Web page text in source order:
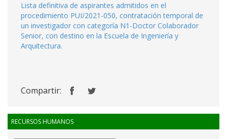
Lista definitiva de aspirantes admitidos en el
procedimiento PUI/2021-050, contratación temporal de
un investigador con categoría N1-Doctor Colaborador
Senior, con destino en la Escuela de Ingeniería y
Arquitectura.
Compartir:
RECURSOS HUMANOS